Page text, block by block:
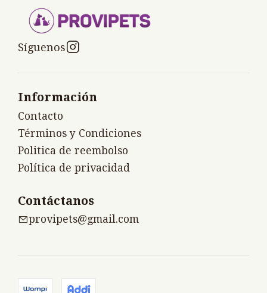
Síguenos
Información
Contacto
Términos y Condiciones
Politica de reembolso
Política de privacidad
Contáctanos
provipets@gmail.com